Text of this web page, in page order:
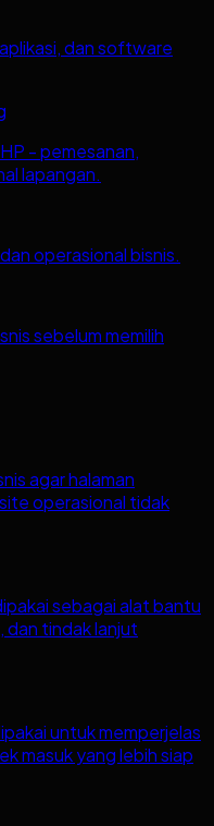
dan software
- pemesanan,
lapangan.
operasional bisnis.
sebelum memilih
agar halaman
operasional tidak
sebagai alat bantu
dan tindak lanjut
untuk memperjelas
masuk yang lebih siap